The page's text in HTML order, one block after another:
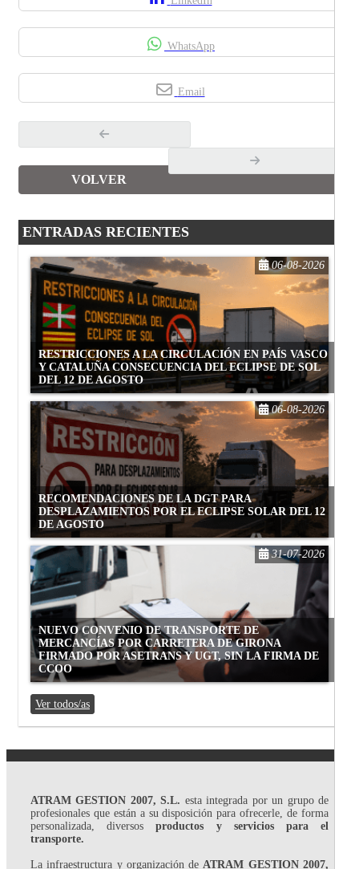
WhatsApp
Email
VOLVER
ENTRADAS RECIENTES
RESTRICCIONES A LA CIRCULACIÓN EN PAÍS VASCO
Y CATALUÑA CONSECUENCIA DEL ECLIPSE DE SOL
DEL 12 DE AGOSTO
06-08-2026
RECOMENDACIONES DE LA DGT PARA
DESPLAZAMIENTOS POR EL ECLIPSE SOLAR DEL 12
DE AGOSTO
06-08-2026
NUEVO CONVENIO DE TRANSPORTE DE
MERCANCÍAS POR CARRETERA DE GIRONA
FIRMADO POR ASETRANS Y UGT, SIN LA FIRMA DE
CCOO
31-07-2026
Ver todos/as
ATRAM GESTION 2007, S.L. esta integrada por un grupo de
profesionales que están a su disposición para ofrecerle, de forma
personalizada, diversosproductos y servicios para el
transporte.
La infraestructura y organización de ATRAM GESTION 2007,